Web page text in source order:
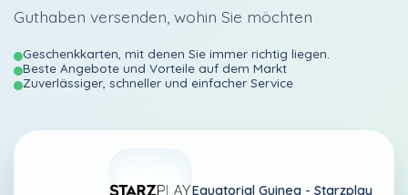
Guthaben versenden, wohin Sie möchten
Geschenkkarten, mit denen Sie immer richtig liegen.
Beste Angebote und Vorteile auf dem Markt
Zuverlässiger, schneller und einfacher Service
Equatorial Guinea - Starzplay